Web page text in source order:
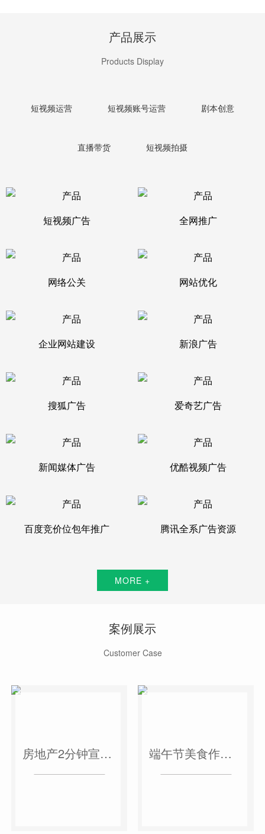
产品展示
Products Display
短视频运营 短视频账号运营 剧本创意
直播带货 短视频拍摄
短视频广告 全网推广
网络公关 网站优化
企业网站建设 新浪广告
搜狐广告 爱奇艺广告
新闻媒体广告 优酷视频广告
百度竞价位包年推广 腾讯全系广告资源
MORE +
案例展示
Customer Case
房地产2分钟宣传片 端午节美食作品短视频案例